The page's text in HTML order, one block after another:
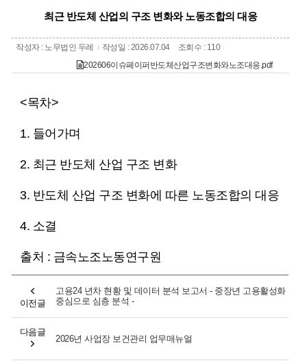
최근 반도체 산업의 구조 변화와 노동조합의 대응
작성자 : 노무법인 두레 작성일 : 2026.07.04
조회수 : 110
202606이슈페이퍼반도체산업구조변화와노조대응.pdf
<목차>
1. 들어가며
2. 최근 반도체 산업 구조 변화
3. 반도체 산업 구조 변화에 따른 노동조합의 대응
4. 소결
출처 : 금속노조노동연구원
이전글
고용24 년차 현황 및 데이터 분석 보고서 - 중장년 고용활성화
중심으로 심층 분석 -
다음글
2026년 사업장 보건관리 업무매뉴얼